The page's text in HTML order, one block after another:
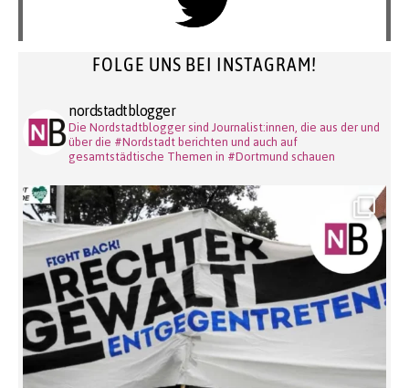
FOLGE UNS BEI INSTAGRAM!
nordstadtblogger
Die Nordstadtblogger sind Journalist:innen, die aus der und
über die #Nordstadt berichten und auch auf
gesamtstädtische Themen in #Dortmund schauen